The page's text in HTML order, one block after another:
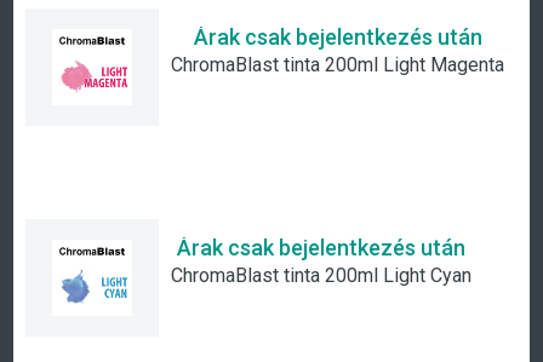
Árak csak bejelentkezés után
ChromaBlast tinta 200ml Light Magenta
Árak csak bejelentkezés után
ChromaBlast tinta 200ml Light Cyan